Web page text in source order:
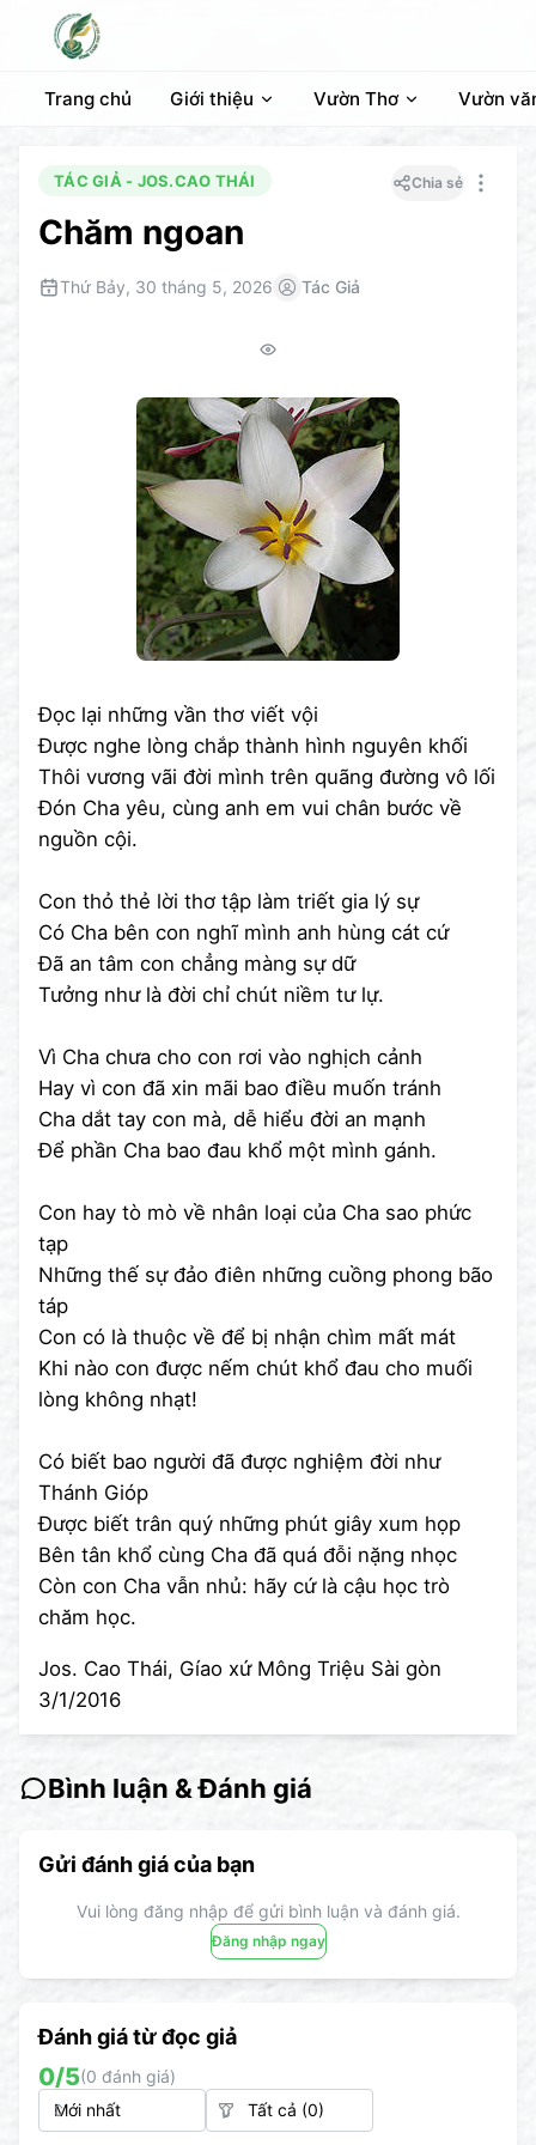
Trang chủ Giới thiệu Vườn Thơ Vườn
TÁC GIẢ - JOS.CAO THÁI
Chăm ngoan
Chia sẻ
Thứ Bảy, 30 tháng 5, 2026 Tác Giả
Đọc lại những vần thơ viết vội
Được nghe lòng chắp thành hình nguyên khối
Thôi vương vãi đời mình trên quãng đường vô lối
Đón Cha yêu, cùng anh em vui chân bước về
nguồn cội.
Con thỏ thẻ lời thơ tập làm triết gia lý sự
Có Cha bên con nghĩ mình anh hùng cát cứ
Đã an tâm con chẳng màng sự dữ
Tưởng như là đời chỉ chút niềm tư lự.
Vì Cha chưa cho con rơi vào nghịch cảnh
Hay vì con đã xin mãi bao điều muốn tránh
Cha dắt tay con mà, dễ hiểu đời an mạnh
Để phần Cha bao đau khổ một mình gánh.
Con hay tò mò về nhân loại của Cha sao phức
tạp
Những thế sự đảo điên những cuồng phong bão
táp
Con có là thuộc về để bị nhận chìm mất mát
Khi nào con được nếm chút khổ đau cho muối
lòng không nhạt!
Có biết bao người đã được nghiệm đời như
Thánh Gióp
Được biết trân quý những phút giây xum họp
Bên tân khổ cùng Cha đã quá đỗi nặng nhọc
Còn con Cha vẫn nhủ: hãy cứ là cậu học trò
chăm học.
Jos. Cao Thái, Gíao xứ Mông Triệu Sài gòn
3/1/2016
Bình luận & Đánh giá
Gửi đánh giá của bạn
Vui lòng đăng nhập để gửi bình luận và đánh giá.
Đăng nhập ngay
Đánh giá từ đọc giả
0/5(0 đánh giá)